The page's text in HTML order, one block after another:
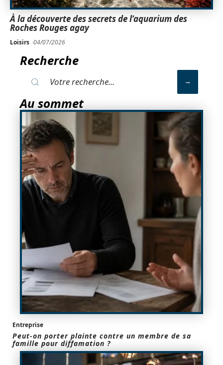
À la découverte des secrets de l’aquarium des
Roches Rouges agay
Loisirs 04/07/2026
Recherche
Au sommet
Entreprise
Peut-on porter plainte contre un membre de sa
famille pour diffamation ?